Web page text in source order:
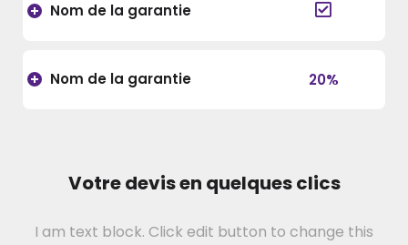
Nom de la garantie
Nom de la garantie 20%
Votre devis en quelques clics
I am text block. Click edit button to change this